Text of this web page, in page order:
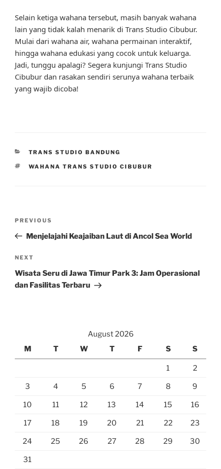
Selain ketiga wahana tersebut, masih banyak wahana
lain yang tidak kalah menarik di Trans Studio Cibubur.
Mulai dari wahana air, wahana permainan interaktif,
hingga wahana edukasi yang cocok untuk keluarga.
Jadi, tunggu apalagi? Segera kunjungi Trans Studio
Cibubur dan rasakan sendiri serunya wahana terbaik
yang wajib dicoba!
CATEGORIES
TRANS STUDIO BANDUNG
TAGS
WAHANA TRANS STUDIO CIBUBUR
Previous
Post
PREVIOUS
Menjelajahi Keajaiban Laut di Ancol Sea World
Next
Post
NEXT
Wisata Seru di Jawa Timur Park 3: Jam Operasional
dan Fasilitas Terbaru
August 2026
M
T W T F S S
1 2
3 4 5 6 7 8 9
10 11 12 13 14 15 16
17 18 19 20 21 22 23
24 25 26 27 28 29 30
31